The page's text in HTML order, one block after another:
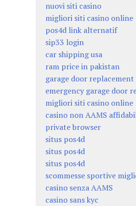
nuovi siti casino
migliori siti casino online
pos4d link alternatif
sip33 login
car shipping usa
ram price in pakistan
garage door replacement
emergency garage door
migliori siti casino online
casino non AAMS
private browser
situs pos4d
situs pos4d
situs pos4d
scommesse sportive
casino senza AAMS
casino sans kyc